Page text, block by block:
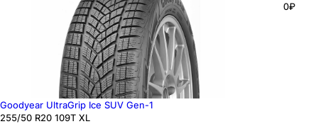
0₽
Goodyear UltraGrip Ice SUV Gen-1
255/50 R20 109T XL